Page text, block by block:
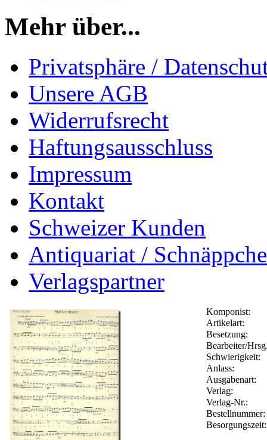
Mehr über...
Privatsphäre /
Unsere AGB
Widerrufsrecht
Haftungsausschluss
Impressum
Kontakt
Schweizer Kunden
Antiquariat /
Verlagspartner
Komponist:
Artikelart:
Besetzung:
Bearbeiter/
Schwierigkeit:
Anlass:
Ausgabenart:
Verlag:
Verlag-Nr.: